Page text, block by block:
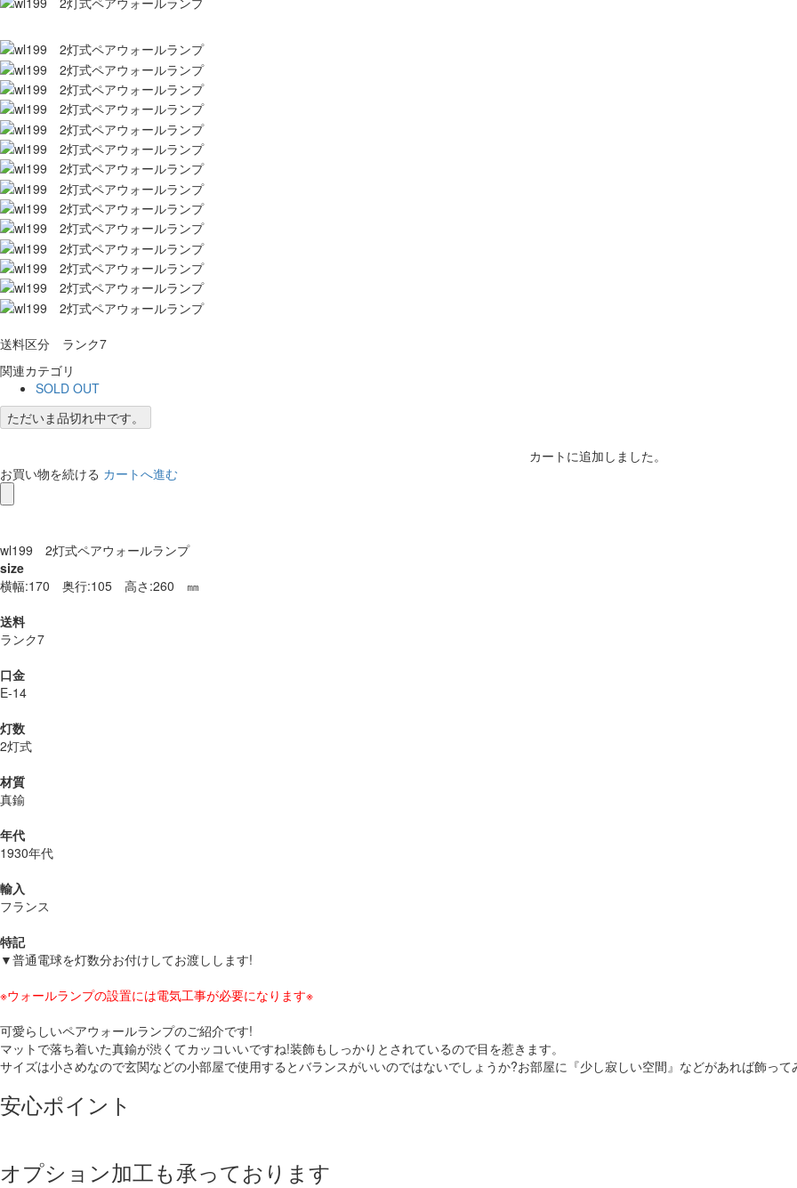
送料区分 ランク7
関連カテゴリ
SOLD OUT
ただいま品切れ中です。
カートに追加しました。
お買い物を続ける カートへ進む
wl199 2灯式ペアウォールランプ
size
横幅:170 奥行:105 高さ:260 ㎜
送料
ランク7
口金
E-14
灯数
2灯式
材質
真鍮
年代
1930年代
輸入
フランス
特記
▼普通電球を灯数分お付けしてお渡しします!
※ウォールランプの設置には電気工事が必要になります※
可愛らしいペアウォールランプのご紹介です!
マットで落ち着いた真鍮が渋くてカッコいいですね!装飾もしっかりとされているので目を惹きます。
サイズは小さめなので玄関などの小部屋で使用するとバランスがいいのではないでしょうか?お部屋に『少し寂しい空間』などがあれば飾っ
安心ポイント
オプション加工も承っております